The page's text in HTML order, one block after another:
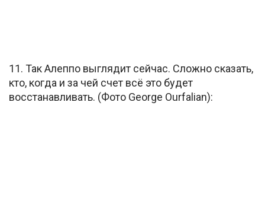
11. Так Алеппо выглядит сейчас. Сложно сказать,
кто, когда и за чей счет всё это будет
восстанавливать. (Фото George Ourfalian):